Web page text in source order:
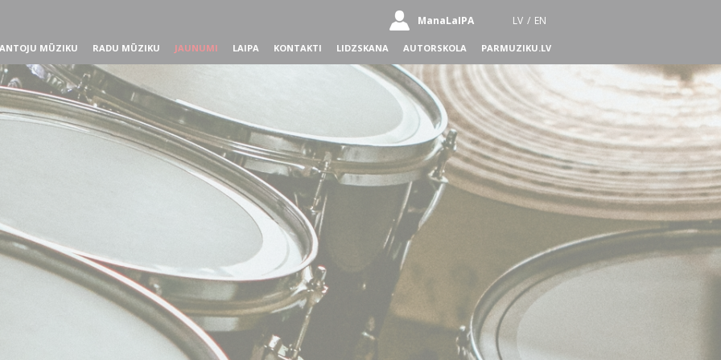
ManaLaIPA LV / EN
MŪZIKU RADU MŪZIKU JAUNUMI LAIPA KONTAKTI LIDZSKANA AUTORSKOLA PARMUZIKU.LV